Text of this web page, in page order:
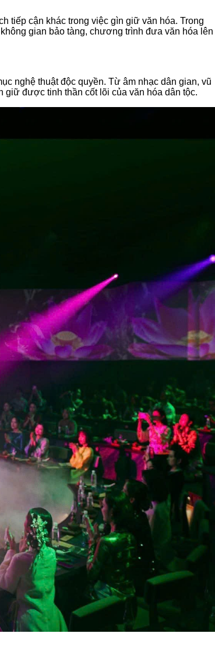
tiếp cận khác trong việc gìn giữ văn hóa. Trong
gian bảo tàng, chương trình đưa văn hóa lên
nghệ thuật độc quyền. Từ âm nhạc dân gian, vũ
được tinh thần cốt lõi của văn hóa dân tộc.